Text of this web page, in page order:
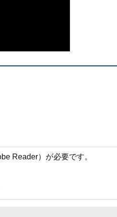
Reader）が必要です。